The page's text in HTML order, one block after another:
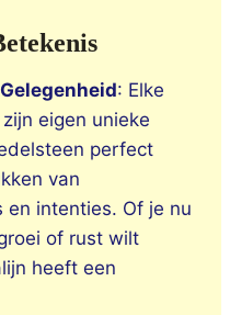
: Elke
eigen unieke
perfect
van
en intenties. Of je nu
of rust wilt
heeft een